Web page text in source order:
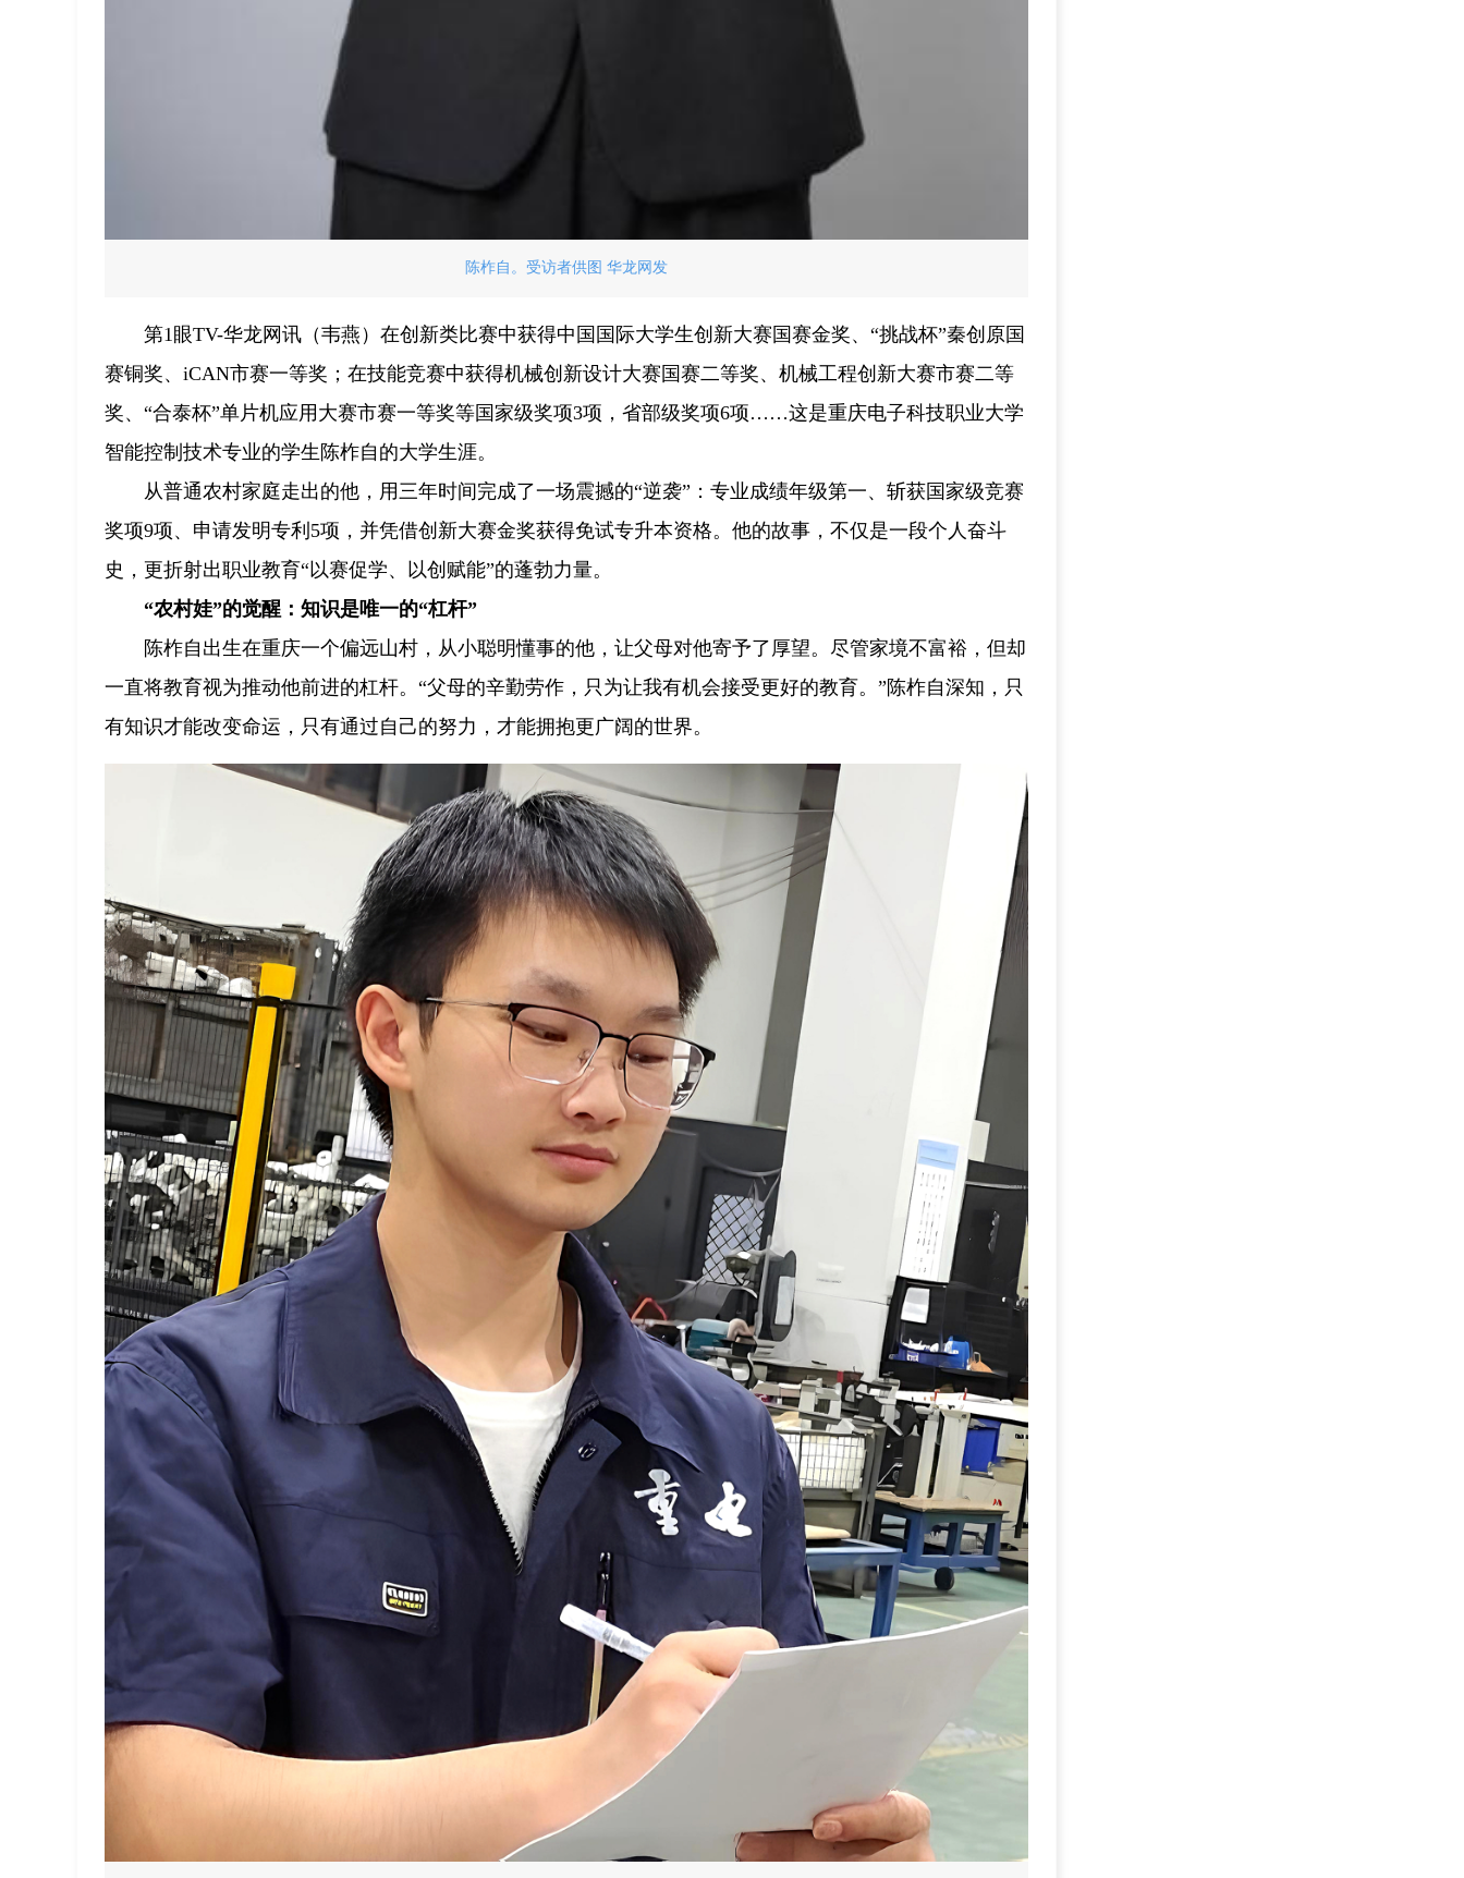
陈柞自。受访者供图 华龙网发
第1眼TV-华龙网讯（韦燕）在创新类比赛中获得中国国际大学生创新大赛国赛金奖、“挑战杯”秦创原国
赛铜奖、iCAN市赛一等奖；在技能竞赛中获得机械创新设计大赛国赛二等奖、机械工程创新大赛市赛二等
奖、“合泰杯”单片机应用大赛市赛一等奖等国家级奖项3项，省部级奖项6项……这是重庆电子科技职业大学
智能控制技术专业的学生陈柞自的大学生涯。
从普通农村家庭走出的他，用三年时间完成了一场震撼的“逆袭”：专业成绩年级第一、斩获国家级竞赛
奖项9项、申请发明专利5项，并凭借创新大赛金奖获得免试专升本资格。他的故事，不仅是一段个人奋斗
史，更折射出职业教育“以赛促学、以创赋能”的蓬勃力量。
“农村娃”的觉醒：知识是唯一的“杠杆”
陈柞自出生在重庆一个偏远山村，从小聪明懂事的他，让父母对他寄予了厚望。尽管家境不富裕，但却
一直将教育视为推动他前进的杠杆。“父母的辛勤劳作，只为让我有机会接受更好的教育。”陈柞自深知，只
有知识才能改变命运，只有通过自己的努力，才能拥抱更广阔的世界。